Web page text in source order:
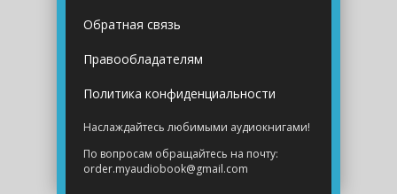
Обратная связь
Правообладателям
Политика конфиденциальности
Наслаждайтесь любимыми аудиокнигами!
По вопросам обращайтесь на почту:
order.myaudiobook@gmail.com